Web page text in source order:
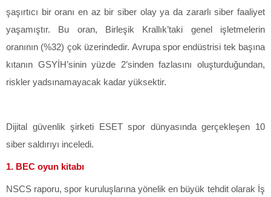
şaşırtıcı bir oranı en az bir siber olay ya da zararlı siber faaliyet
yaşamıştır. Bu oran, Birleşik Krallık’taki genel işletmelerin
oranının (%32) çok üzerindedir. Avrupa spor endüstrisi tek başına
kıtanın GSYİH’sinin yüzde 2’sinden fazlasını oluşturduğundan,
riskler yadsınamayacak kadar yüksektir.
Dijital güvenlik şirketi ESET spor dünyasında gerçekleşen 10
siber saldırıyı inceledi.
1. BEC oyun kitabı
NSCS raporu, spor kuruluşlarına yönelik en büyük tehdit olarak İş